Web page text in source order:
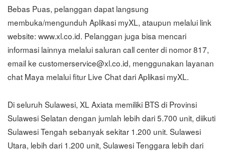
Bebas Puas, pelanggan dapat langsung
membuka/mengunduh Aplikasi myXL, ataupun melalui link
website: www.xl.co.id. Pelanggan juga bisa mencari
informasi lainnya melalui saluran call center di nomor 817,
email ke customerservice@xl.co.id, menggunakan layanan
chat Maya melalui fitur Live Chat dari Aplikasi myXL.
Di seluruh Sulawesi, XL Axiata memiliki BTS di Provinsi
Sulawesi Selatan dengan jumlah lebih dari 5.700 unit, diikuti
Sulawesi Tengah sebanyak sekitar 1.200 unit. Sulawesi
Utara, lebih dari 1.200 unit, Sulawesi Tenggara lebih dari